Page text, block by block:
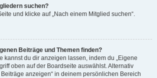
suchen?
und klicke auf „Nach einem Mitglied suchen“.
Beiträge und Themen finden?
kannst du dir anzeigen lassen, indem du „Eigene
oben auf der Boardseite auswählst. Alternativ
anzeigen“ in deinem persönlichen Bereich